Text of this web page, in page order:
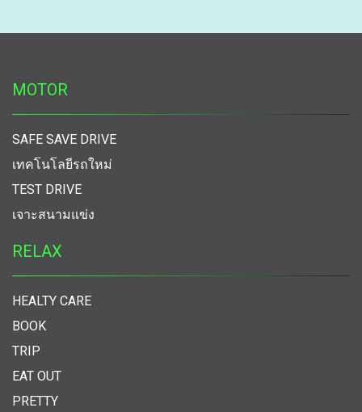
MOTOR
SAFE SAVE DRIVE
เทคโนโลยีรถใหม่
TEST DRIVE
เจาะสนามแข่ง
RELAX
HEALTY CARE
BOOK
TRIP
EAT OUT
PRETTY